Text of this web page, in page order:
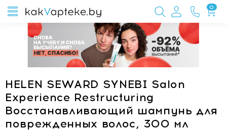
0
HELEN SEWARD SYNEBI Salon
Experience Restructuring
Восстанавливающий шампунь для
поврежденных волос, 300 мл